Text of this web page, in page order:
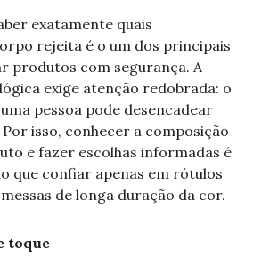
exatamente quais
rejeita é o um dos principais
produtos com segurança. A
exige atenção redobrada: o
pessoa pode desencadear
isso, conhecer a composição
e fazer escolhas informadas é
que confiar apenas em rótulos
de longa duração da cor.
toque